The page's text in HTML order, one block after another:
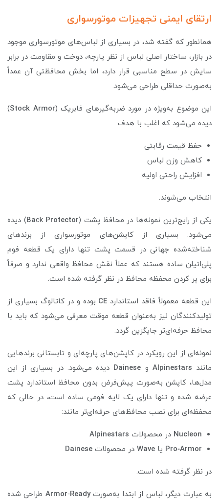
ارتقای ایمنی تجهیزات موتورسواری
همانطور که گفته شد، در بسیاری از لباس‌های موتورسواری موجود
در بازار، ساختار اصلی لباس از نظر پارچه، دوخت و مقاومت در برابر
سایش در سطح مناسبی قرار دارد، اما بخش محافظتی آن عمداً
به‌صورت حداقلی طراحی می‌شود.
این موضوع به‌ویژه در مورد ضربه‌گیرهای فابریک ( Stock Armor
)
دیده می‌شود که اغلب با هدف:
حفظ قیمت رقابتی
کاهش وزن لباس
افزایش راحتی اولیه
انتخاب می‌شوند.
یکی از رایج‌ترین نمونه‌ها در محافظ پشت ( Back Protector
) دیده
می‌شود. بسیاری از کاپشن‌های موتورسواری از برندهای
شناخته‌شده جهانی در قسمت پشت تنها دارای یک قطعه فوم
پلی‌اتیلن ساده هستند که عملاً نقش محافظ واقعی ندارد و صرفاً
برای پر کردن محفظه محافظ در نظر گرفته شده است.
این قطعه معمولاً فاقد استاندارد CE بوده و در کاتالوگ بسیاری از
تولیدکنندگان نیز به‌عنوان قطعه موقت معرفی می‌شود که باید با
محافظ حرفه‌ای‌تر جایگزین گردد.
نمونه‌ای از این رویکرد در کاپشن‌های پارچه‌ای و تابستانی برندهایی
مانند Alpinestars و Dainese دیده می‌شود. در بسیاری از این
مدل‌ها، کاپشن به‌صورت پیش‌فرض بدون محافظ استاندارد پشت
عرضه شده و تنها دارای یک لایه فومی ساده است، در حالی که
محفظه‌ای برای نصب محافظ‌های حرفه‌ای‌تر مانند:
Nucleon در محصولات Alpinestars
Pro‑Armor یا Wave در محصولات Dainese
در نظر گرفته شده است.
به عبارت دیگر، لباس از ابتدا به‌صورت Armor‑Ready
طراحی شده